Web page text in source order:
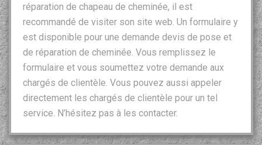
réparation de chapeau de cheminée, il est
recommandé de visiter son site web. Un formulaire y
est disponible pour une demande devis de pose et
de réparation de cheminée. Vous remplissez le
formulaire et vous soumettez votre demande aux
chargés de clientèle. Vous pouvez aussi appeler
directement les chargés de clientèle pour un tel
service. N’hésitez pas à les contacter.